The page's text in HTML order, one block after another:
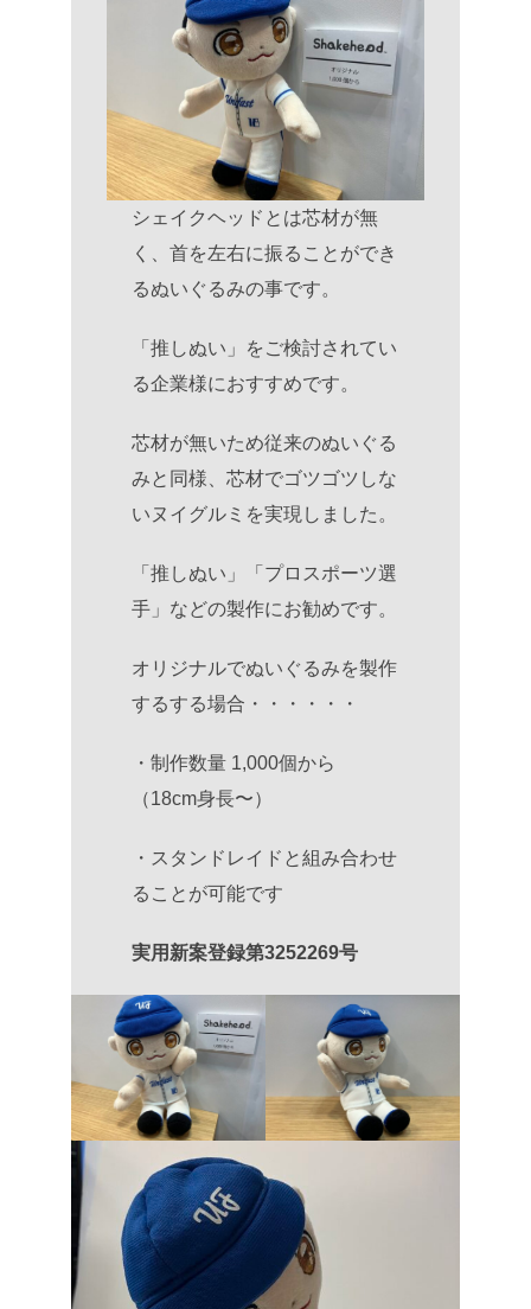
シェイクヘッドとは芯材が無
く、首を左右に振ることができ
るぬいぐるみの事です。
「推しぬい」をご検討されてい
る企業様におすすめです。
芯材が無いため従来のぬいぐる
みと同様、芯材でゴツゴツしな
いヌイグルミを実現しました。
「推しぬい」「プロスポーツ選
手」などの製作にお勧めです。
オリジナルでぬいぐるみを製作
するする場合・・・・・・
・制作数量 1,000個から
（18cm身長〜）
・スタンドレイドと組み合わせ
ることが可能です
実用新案登録第3252269号